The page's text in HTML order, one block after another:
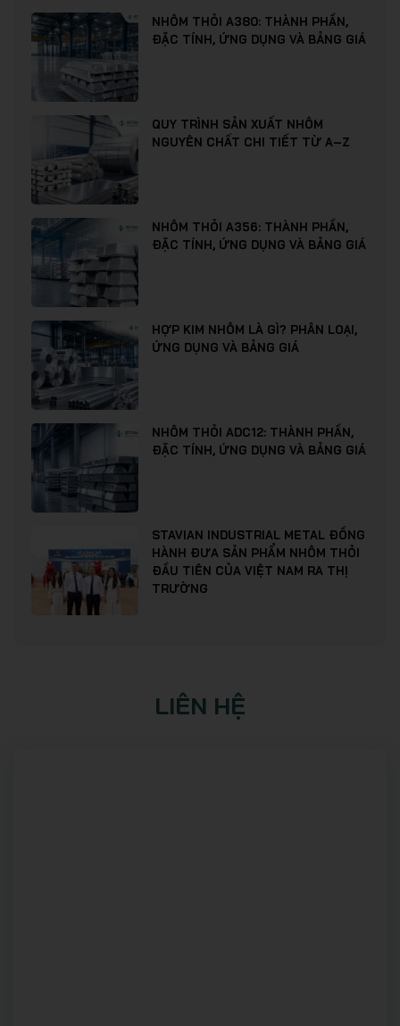
NHÔM THỎI A380: THÀNH PHẦN,
ĐẶC TÍNH, ỨNG DỤNG VÀ BẢNG GIÁ
QUY TRÌNH SẢN XUẤT NHÔM
NGUYÊN CHẤT CHI TIẾT TỪ A–Z
NHÔM THỎI A356: THÀNH PHẦN,
ĐẶC TÍNH, ỨNG DỤNG VÀ BẢNG GIÁ
HỢP KIM NHÔM LÀ GÌ? PHÂN LOẠI,
ỨNG DỤNG VÀ BẢNG GIÁ
NHÔM THỎI ADC12: THÀNH PHẦN,
ĐẶC TÍNH, ỨNG DỤNG VÀ BẢNG GIÁ
STAVIAN INDUSTRIAL METAL ĐỒNG
HÀNH ĐƯA SẢN PHẨM NHÔM THỎI
ĐẦU TIÊN CỦA VIỆT NAM RA THỊ
TRƯỜNG
LIÊN HỆ